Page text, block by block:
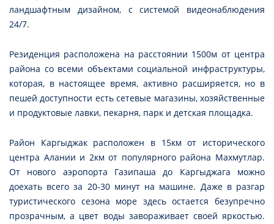
ландшафтным дизайном, с системой видеонаблюдения
24/7.
Резиденция расположена на расстоянии 1500м от центра
района со всеми объектами социальной инфраструктуры,
которая, в настоящее время, активно расширяется, но в
пешей доступности есть сетевые магазины, хозяйственные
и продуктовые лавки, пекарня, парк и детская площадка.
Район Каргыджак расположен в 15км от исторического
центра Алании и 2км от популярного района Махмутлар.
От нового аэропорта Газипаша до Каргыджага можно
доехать всего за 20-30 минут на машине. Даже в разгар
туристического сезона море здесь остается безупречно
прозрачным, а цвет воды завораживает своей яркостью.